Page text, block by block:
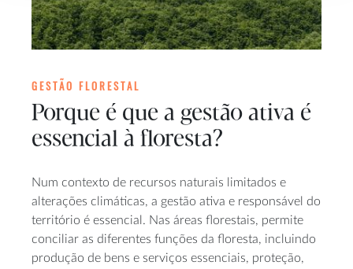
GESTÃO FLORESTAL
Porque é que a gestão ativa é
essencial à floresta?
Num contexto de recursos naturais limitados e
alterações climáticas, a gestão ativa e responsável do
território é essencial. Nas áreas florestais, permite
conciliar as diferentes funções da floresta, incluindo
produção de bens e serviços essenciais, proteção,